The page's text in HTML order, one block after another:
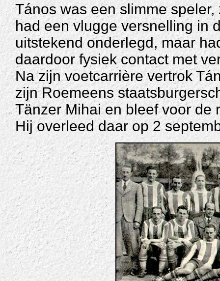
Tános was een slimme
had een vlugge versnelling in
uitstekend onderlegd, maar
daardoor fysiek contact met
Na zijn voetcarrière vertrok
zijn Roemeens
Tänzer Mihai en bleef voor de
Hij overleed daar op 2